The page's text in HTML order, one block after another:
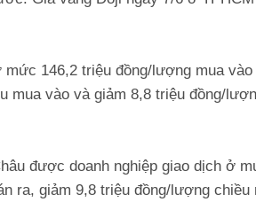
146,2 triệu đồng/lượng mua
mua vào và giảm 8,8 triệu đồng/
được doanh nghiệp giao dịch ở
ra, giảm 9,8 triệu đồng/lượng